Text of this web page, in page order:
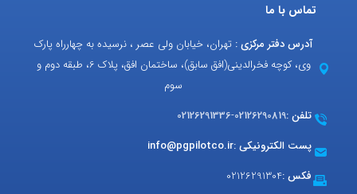
تماس با ما
آدرس دفتر مرکزی : تهران، خیابان ولی عصر ، نرسیده به چهارراه پارک
وی، کوچه فخرالدینی(افق سابق)، ساختمان افق، پلاک 6، طبقه دوم و
سوم
تلفن :02126290819
-
02126291336
پست الکترونیکی :info@pgpilotco.ir
فکس :02126291304